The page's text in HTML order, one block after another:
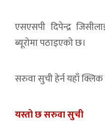
एसएसपी दिपेन्द्र
ब्यूरोमा पठाइएको छ।
सरुवा सुची हेर्न यहाँ क्लिक
यस्तो छ सरुवा सुची